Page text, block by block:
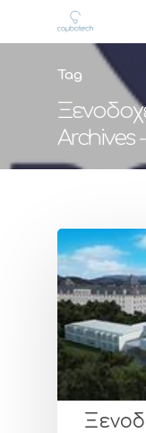
Hit enter
Tag
Archives